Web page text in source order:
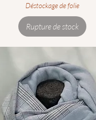
Déstockage de folie
Rupture de stock